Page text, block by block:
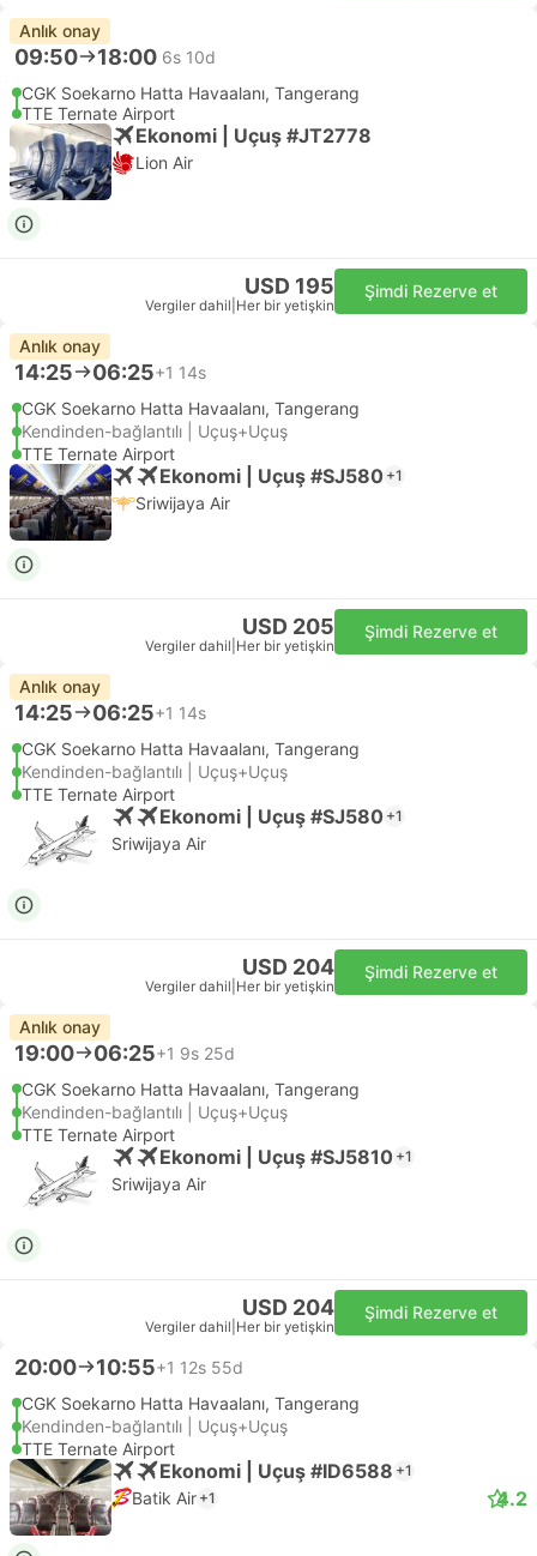
Anlık onay
09:50 18:00 6s 10d
CGK Soekarno Hatta Havaalanı, Tangerang
TTE Ternate Airport
Ekonomi | Uçuş #JT2778
Lion Air
USD 195
Vergiler dahil Her bir yetişkin
Şimdi Rezerve et
Anlık onay
14:25 06:25+1 14s
CGK Soekarno Hatta Havaalanı, Tangerang
Kendinden-bağlantılı | Uçuş+Uçuş
TTE Ternate Airport
Ekonomi | Uçuş #SJ580 +1
Sriwijaya Air
USD 205
Vergiler dahil Her bir yetişkin
Şimdi Rezerve et
Anlık onay
14:25 06:25+1 14s
CGK Soekarno Hatta Havaalanı, Tangerang
Kendinden-bağlantılı | Uçuş+Uçuş
TTE Ternate Airport
Ekonomi | Uçuş #SJ580 +1
Sriwijaya Air
USD 204
Vergiler dahil Her bir yetişkin
Şimdi Rezerve et
Anlık onay
19:00 06:25+1 9s 25d
CGK Soekarno Hatta Havaalanı, Tangerang
Kendinden-bağlantılı | Uçuş+Uçuş
TTE Ternate Airport
Ekonomi | Uçuş #SJ5810 +1
Sriwijaya Air
USD 204
Vergiler dahil Her bir yetişkin
Şimdi Rezerve et
20:00 10:55+1 12s 55d
CGK Soekarno Hatta Havaalanı, Tangerang
Kendinden-bağlantılı | Uçuş+Uçuş
TTE Ternate Airport
Ekonomi | Uçuş #ID6588 +1
Batik Air +1 4.2